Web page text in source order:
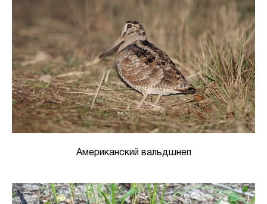
Американский вальдшнеп